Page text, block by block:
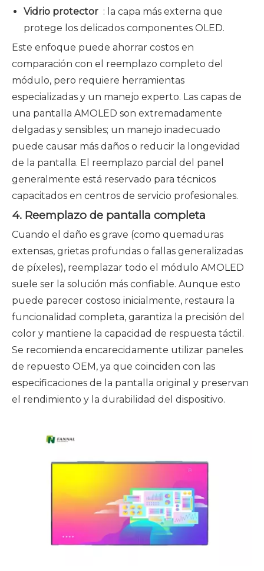
Vidrio protector : la capa más externa que
protege los delicados componentes OLED.
Este enfoque puede ahorrar costos en
comparación con el reemplazo completo del
módulo, pero requiere herramientas
especializadas y un manejo experto. Las capas de
una pantalla AMOLED son extremadamente
delgadas y sensibles; un manejo inadecuado
puede causar más daños o reducir la longevidad
de la pantalla. El reemplazo parcial del panel
generalmente está reservado para técnicos
capacitados en centros de servicio profesionales.
4. Reemplazo de pantalla completa
Cuando el daño es grave (como quemaduras
extensas, grietas profundas o fallas generalizadas
de píxeles), reemplazar todo el módulo AMOLED
suele ser la solución más confiable. Aunque esto
puede parecer costoso inicialmente, restaura la
funcionalidad completa, garantiza la precisión del
color y mantiene la capacidad de respuesta táctil.
Se recomienda encarecidamente utilizar paneles
de repuesto OEM, ya que coinciden con las
especificaciones de la pantalla original y preservan
el rendimiento y la durabilidad del dispositivo.